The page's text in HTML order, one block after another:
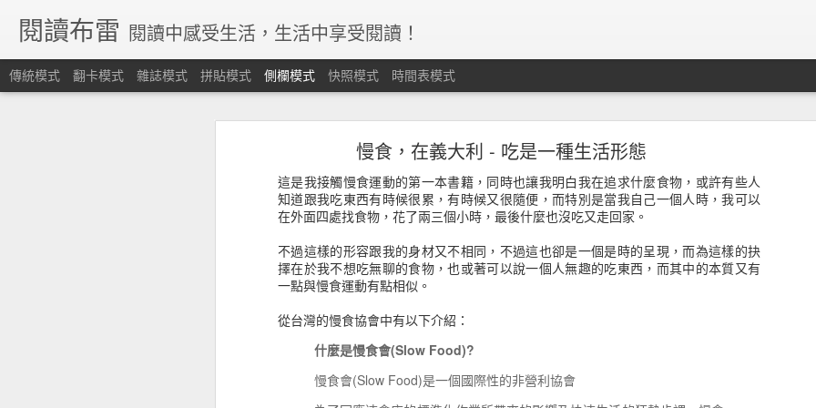
慢食，在義大利 - 吃是一種生活形態
這是我接觸慢食運動的第一本書籍，同時也讓我明白我在追求什麼食物，或許有些人
知道跟我吃東西有時候很累，有時候又很隨便，而特別是當我自己一個人時，我可以
在外面四處找食物，花了兩三個小時，最後什麼也沒吃又走回家。
不過這樣的形容跟我的身材又不相同，不過這也卻是一個是時的呈現，而為這樣的抉
擇在於我不想吃無聊的食物，也或著可以說一個人無趣的吃東西，而其中的本質又有
一點與慢食運動有點相似。
從台灣的慢食協會中有以下介紹：
什麼是慢食會(Slow Food)?
慢食會(Slow Food)是一個國際性的非營利協會
閱讀布雷 閱讀中感受生活，生活中享受閱讀！
傳統模式 翻卡模式 雜誌模式 拼貼模式 側欄模式 快照模式 時間表模式
《股市金融怪傑》不聽信、守紀律、停損轉進，這個資金海的運作，沒有人
個準。